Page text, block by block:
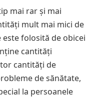
mai rar și mai
mult mai mici de
este folosită de obicei
cantități
cantități de
de sănătate,
la persoanele